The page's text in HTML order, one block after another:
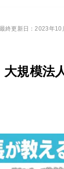
規模法
最終更新日：2023年10